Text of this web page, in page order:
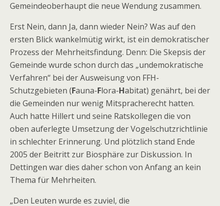
Gemeindeoberhaupt die neue Wendung zusammen.
Erst Nein, dann Ja, dann wieder Nein? Was auf den
ersten Blick wankelmütig wirkt, ist ein demokratischer
Prozess der Mehrheitsfindung. Denn: Die Skepsis der
Gemeinde wurde schon durch das „undemokratische
Verfahren“ bei der Ausweisung von FFH-
Schutzgebieten (Fauna-Flora-Habitat) genährt, bei der
die Gemeinden nur wenig Mitspracherecht hatten.
Auch hatte Hillert und seine Ratskollegen die von
oben auferlegte Umsetzung der Vogelschutzrichtlinie
in schlechter Erinnerung. Und plötzlich stand Ende
2005 der Beitritt zur Biosphäre zur Diskussion. In
Dettingen war dies daher schon von Anfang an kein
Thema für Mehrheiten.
„Den Leuten wurde es zuviel, die